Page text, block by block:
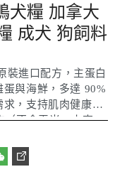
犬糧 加拿大
成犬 狗飼料
裝進口配方，主蛋白
與海鮮，多達 90%
，支持肌肉健康與
（不含玉米、小麥、
與 Powergreens 超
奇異果、膠原蛋
消化、關節、免疫
更多詳細介紹